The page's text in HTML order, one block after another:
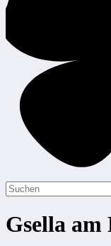
Gsella am